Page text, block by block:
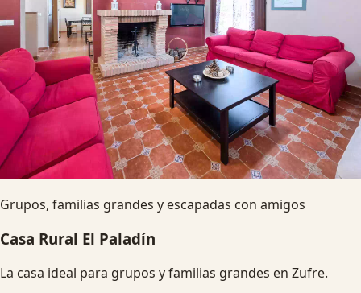
Grupos, familias grandes y escapadas con amigos
Casa Rural El Paladín
La casa ideal para grupos y familias grandes en Zufre.